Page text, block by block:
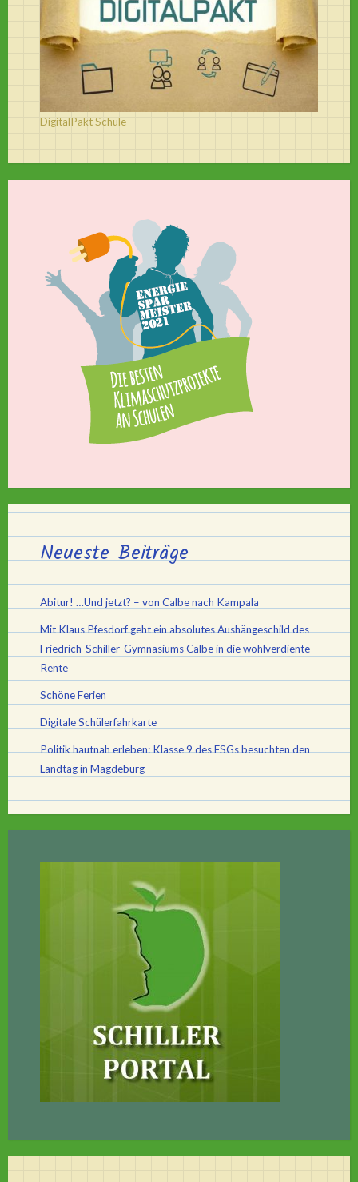
DigitalPakt Schule
Neueste Beiträge
Abitur! …Und jetzt? – von Calbe nach Kampala
Mit Klaus Pfesdorf geht ein absolutes Aushängeschild des
Friedrich-Schiller-Gymnasiums Calbe in die wohlverdiente
Rente
Schöne Ferien
Digitale Schülerfahrkarte
Politik hautnah erleben: Klasse 9 des FSGs besuchten den
Landtag in Magdeburg